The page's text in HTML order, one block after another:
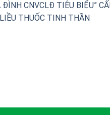
ĐÌNH CNVCLĐ TIÊU BIỂU”
THUỐC TINH THẦN